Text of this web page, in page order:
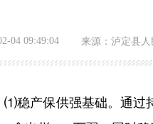
04 09:49:04 来源： 泸定县人
⑴稳产保供强基础。通过